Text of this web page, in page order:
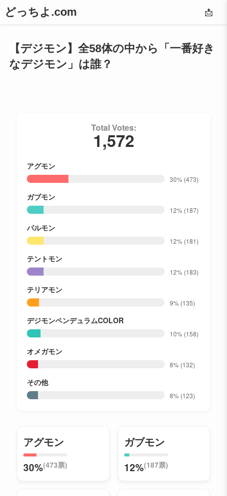
どっちよ.com 📩
【デジモン】全58体の中から「一番好き
なデジモン」は誰？
Total Votes:
1,572
アグモン
30% (473)
ガブモン
12% (187)
パルモン
12% (181)
テントモン
12% (183)
テリアモン
9% (135)
デジモンペンデュラムCOLOR
10% (158)
オメガモン
8% (132)
その他
8% (123)
アグモン
30%(473票)
ガブモン
12%(187票)